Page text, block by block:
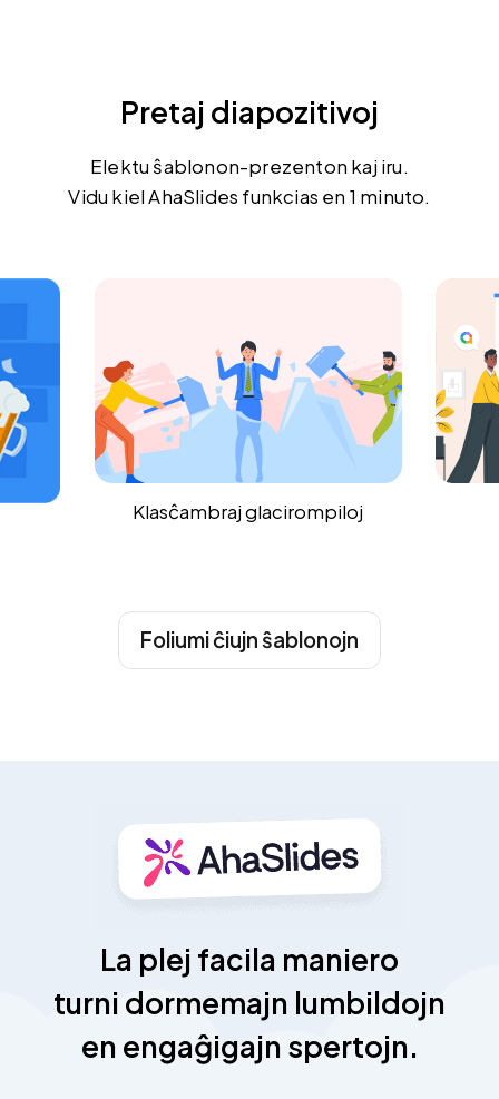
Pretaj diapozitivoj
Elektu ŝablonon-prezenton kaj iru.
Vidu kiel AhaSlides funkcias en 1 minuto.
Surŝipe
Foliumi ĉiujn ŝablonojn
La plej facila maniero
turni dormemajn lumbildojn
en engaĝigajn spertojn.